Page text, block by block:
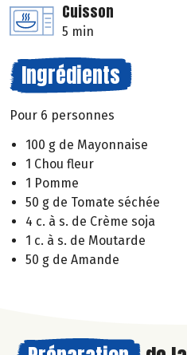
Cuisson
5 min
Ingrédients
Pour 6 personnes
100 g de Mayonnaise
1 Chou fleur
1 Pomme
50 g de Tomate séchée
4 c. à s. de Crème soja
1 c. à s. de Moutarde
50 g de Amande